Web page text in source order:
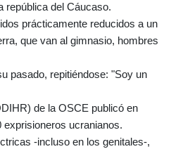
república del Cáucaso.
prácticamente reducidos a un
que van al gimnasio, hombres
pasado, repitiéndose: "Soy un
de la OSCE publicó en
ucranianos.
-incluso en los genitales-,